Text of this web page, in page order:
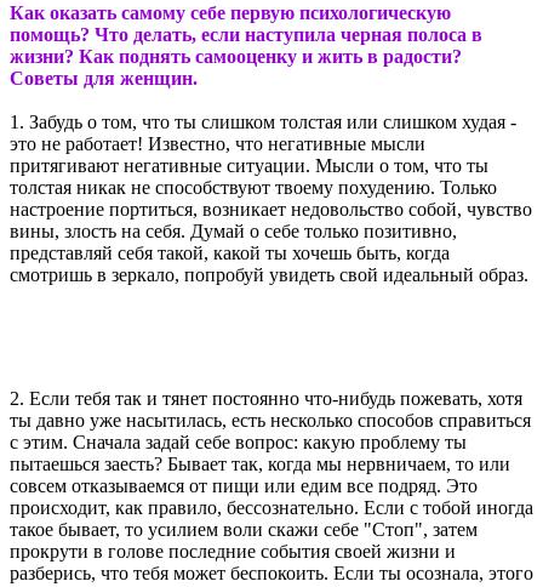
Как оказать самому себе первую психологическую
помощь? Что делать, если наступила черная полоса в
жизни? Как поднять самооценку и жить в радости?
Советы для женщин.
1. Забудь о том, что ты слишком толстая или слишком худая -
это не работает! Известно, что негативные мысли
притягивают негативные ситуации. Мысли о том, что ты
толстая никак не способствуют твоему похудению. Только
настроение портиться, возникает недовольство собой, чувство
вины, злость на себя. Думай о себе только позитивно,
представляй себя такой, какой ты хочешь быть, когда
смотришь в зеркало, попробуй увидеть свой идеальный образ.
2. Если тебя так и тянет постоянно что-нибудь пожевать, хотя
ты давно уже насытилась, есть несколько способов справиться
с этим. Сначала задай себе вопрос: какую проблему ты
пытаешься заесть? Бывает так, когда мы нервничаем, то или
совсем отказываемся от пищи или едим все подряд. Это
происходит, как правило, бессознательно. Если с тобой иногда
такое бывает, то усилием воли скажи себе "Стоп", затем
прокрути в голове последние события своей жизни и
разберись, что тебя может беспокоить. Если ты осознала, этого